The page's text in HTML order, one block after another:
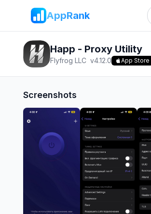
AppRank
Happ - Proxy Utility
Flyfrog LLC v4.12.0 App Store
Screenshots